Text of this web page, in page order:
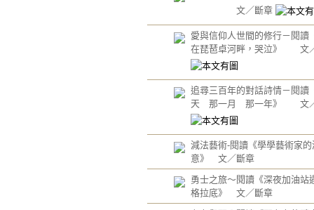
文／斷章
愛與信仰人世間的修行－閱讀
在琵琶卓河畔，哭泣》 文
追尋三百年的對話詩情－閱讀
天 那一月 那一年》 文
減法藝術-閱讀《學學藝術家
意》 文／斷章
勇士之旅～閱讀《深夜加油站
格拉底》 文／斷章